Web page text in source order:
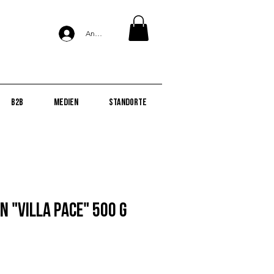
Anmelden
B2B Medien Standorte
"Villa Pace" 500 g